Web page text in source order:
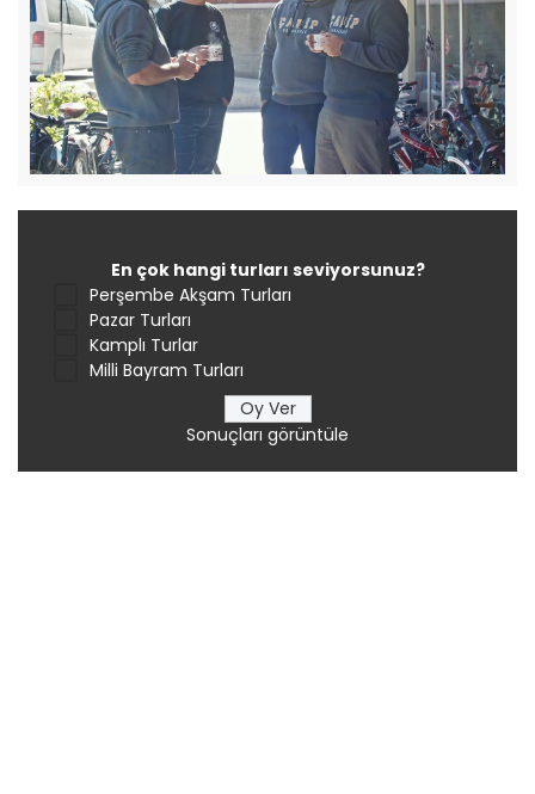
En çok hangi turları seviyorsunuz?
Perşembe Akşam Turları
Pazar Turları
Kamplı Turlar
Milli Bayram Turları
Sonuçları görüntüle